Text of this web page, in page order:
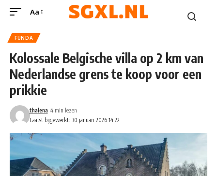
Aa
FUNDA
Kolossale Belgische villa op 2 km van
Nederlandse grens te koop voor een
prikkie
Laatst bijgewerkt: 30 januari 2026 14:22
thalena 4 min lezen